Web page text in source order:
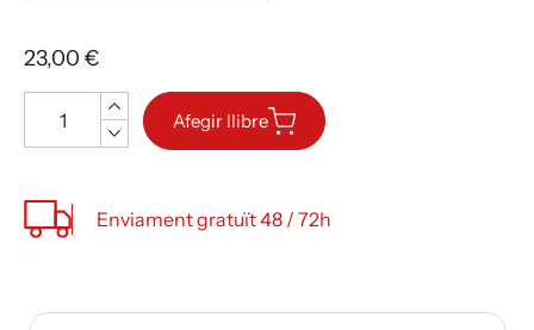
23,00 €
Afegir llibre
Enviament gratuït 48 / 72h